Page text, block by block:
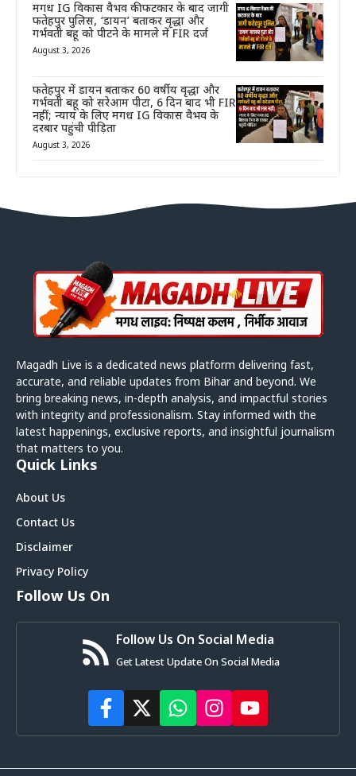
मगध IG विकास वैभव की फटकार के बाद जागी
फतेहपुर पुलिस, ‘डायन’ बताकर वृद्धा और
गर्भवती बहू को पीटने के मामले में FIR दर्ज
August 3, 2026
फतेहपुर में डायन बताकर 60 वर्षीय वृद्धा और
गर्भवती बहू को सरेआम पीटा, 6 दिन बाद भी FIR
नहीं; न्याय के लिए मगध IG विकास वैभव के
दरबार पहुंची पीड़िता
August 3, 2026
Magadh Live is a dedicated news platform delivering fast,
accurate, and reliable updates from Bihar and beyond. We
bring breaking news, in-depth analysis, and impactful stories
with integrity and professionalism. Stay informed with the
latest happenings, exclusive reports, and insightful journalism
that matters to you.
Quick Links
About Us
Contact Us
Disclaimer
Privacy Policy
Follow Us On
Follow Us On Social Media
Get Latest Update On Social Media